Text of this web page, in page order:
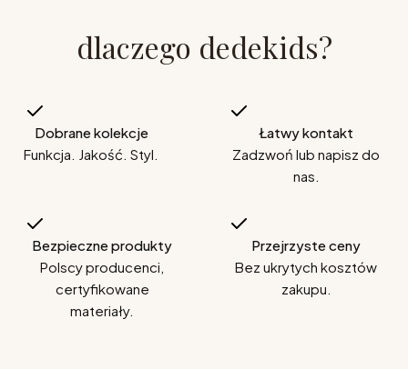
dlaczego dedekids?
Dobrane kolekcje
Funkcja. Jakość. Styl.
Łatwy kontakt
Zadzwoń lub napisz do
nas.
Bezpieczne produkty
Polscy producenci,
certyfikowane
materiały.
Przejrzyste ceny
Bez ukrytych kosztów
zakupu.